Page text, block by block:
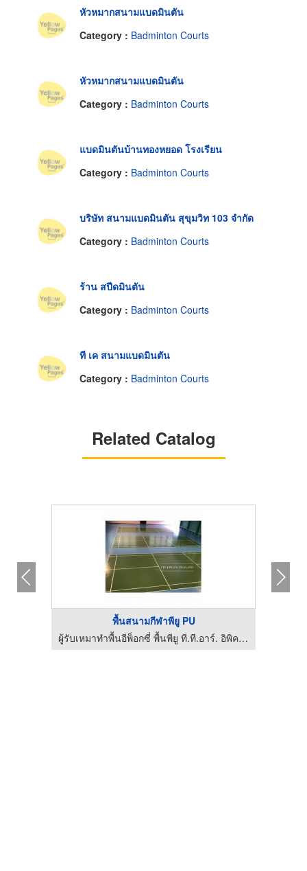
หัวหมากสนามแบดมินตัน
Category : Badminton Courts
หัวหมากสนามแบดมินตัน
Category : Badminton Courts
แบดมินตันบ้านทองหยอด โรงเรียน
Category : Badminton Courts
บริษัท สนามแบดมินตัน สุขุมวิท 103 จำกัด
Category : Badminton Courts
ร้าน สปีดมินตัน
Category : Badminton Courts
ที เค สนามแบดมินตัน
Category : Badminton Courts
Related Catalog
พื้นสนามกีฬาพียู PU
ผู้รับเหมาทำพื้นอีพ็อกซี่ พื้นพียู ที.ที.อาร์. อิพิคอล